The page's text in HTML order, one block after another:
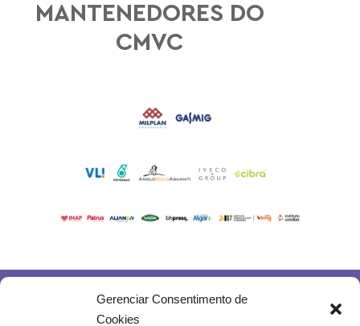
Gerenciar Consentimento de
Cookies
MANTENEDORES DO
CMVC
PATROCÍNIO MASTER
PATROCÍNIO
APOIO